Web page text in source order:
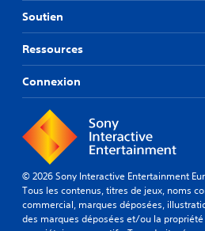
Soutien
Ressources
Connexion
© 2026 Sony Interactive Entertainment
Tous les contenus, titres de jeux, noms
commercial, marques déposées,
des marques déposées et/ou la